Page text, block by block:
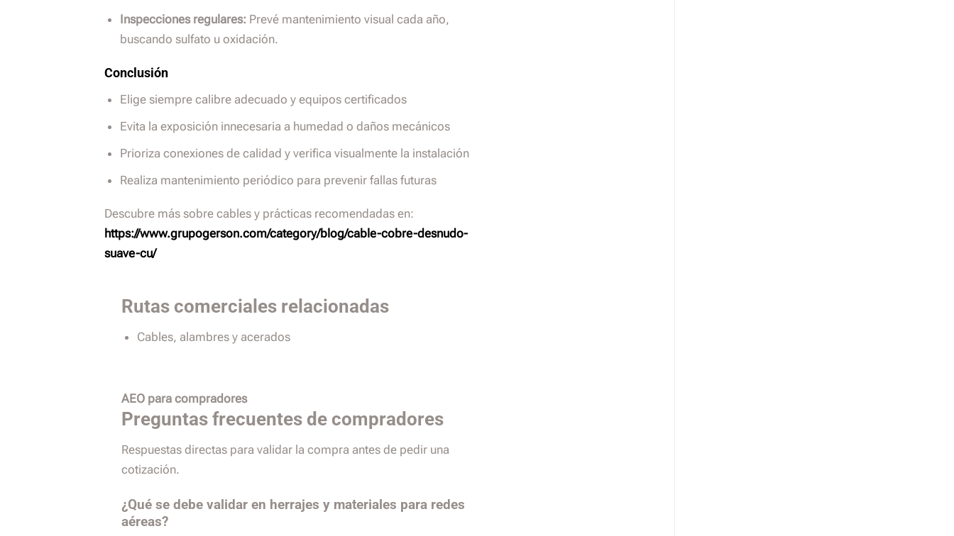
Inspecciones regulares: Prevé mantenimiento visual cada año,
buscando sulfato u oxidación.
Conclusión
Elige siempre calibre adecuado y equipos certificados
Evita la exposición innecesaria a humedad o daños mecánicos
Prioriza conexiones de calidad y verifica visualmente la instalación
Realiza mantenimiento periódico para prevenir fallas futuras
Descubre más sobre cables y prácticas recomendadas en:
https://www.grupogerson.com/category/blog/cable-cobre-desnudo-
suave-cu/
Rutas comerciales relacionadas
Cables, alambres y acerados
AEO para compradores
Preguntas frecuentes de compradores
Respuestas directas para validar la compra antes de pedir una
cotización.
¿Qué se debe validar en herrajes y materiales para redes
aéreas?